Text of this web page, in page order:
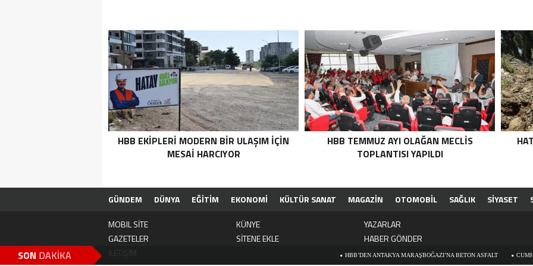
HBB EKİPLERİ MODERN BİR ULAŞIM İÇİN
MESAİ HARCIYOR
HBB TEMMUZ AYI OLAĞAN MECLİS
TOPLANTISI YAPILDI
GÜNDEM DÜNYA EĞİTİM EKONOMİ KÜLTÜR SANAT MAGAZİN OTOMOBİL SAĞLIK SİYASET
TEKNOLOJİ
VIDEO GALERİ
MOBIL SİTE KÜNYE
YAZARLAR
GAZETELER
SİTENE EKLE
HABER GÖNDER
SON DAKİKA HBB’DEN ANTAKYA MARAŞBOĞAZI’NA BETON ASFALT CUMHURİYET